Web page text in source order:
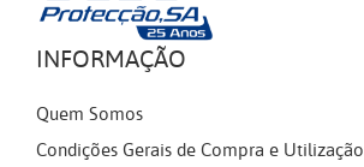
INFORMAÇÃO
Quem Somos
Condições Gerais de Compra e Utilização